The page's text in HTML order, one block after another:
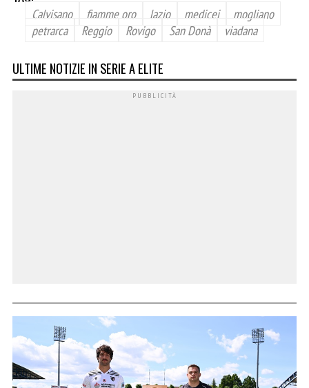
Calvisano fiamme oro lazio medicei
mogliano
petrarca
Reggio Rovigo San Donà viadana
ULTIME NOTIZIE IN SERIE A ELITE